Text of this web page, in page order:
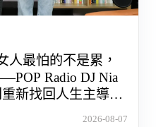
人最怕的不是累，
Radio DJ Nia
新找回人生主導權
2026-08-07